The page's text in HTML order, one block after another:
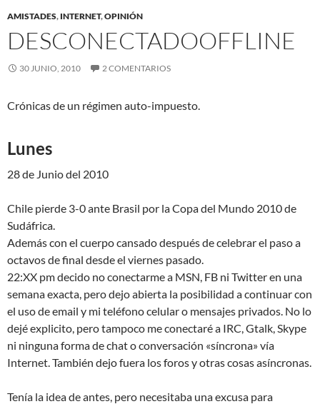
AMISTADES, INTERNET,OPINIÓN
DESCONECTADOOFFLINE
30 JUNIO, 2010 2 COMENTARIOS
Crónicas de un régimen auto-impuesto.
Lunes
28 de Junio del 2010
Chile pierde 3-0 ante Brasil por la Copa del Mundo 2010 de
Sudáfrica.
Además con el cuerpo cansado después de celebrar el paso a
octavos de final desde el viernes pasado.
22:XX pm decido no conectarme a MSN, FB ni Twitter en una
semana exacta, pero dejo abierta la posibilidad a continuar con
el uso de email y mi teléfono celular o mensajes privados. No lo
dejé explicito, pero tampoco me conectaré a IRC, Gtalk, Skype
ni ninguna forma de chat o conversación «síncrona» vía
Internet. También dejo fuera los foros y otras cosas asíncronas.
Tenía la idea de antes, pero necesitaba una excusa para